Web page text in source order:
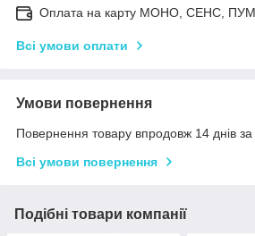
Оплата на карту МОНО, СЕНС,
Всі умови оплати
Умови повернення
Повернення товару впродовж 14 днів
Всі умови повернення
Подібні товари компанії